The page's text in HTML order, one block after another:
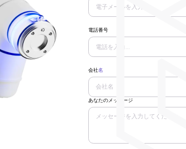
電話番号
会社名
あなたのメッセージ